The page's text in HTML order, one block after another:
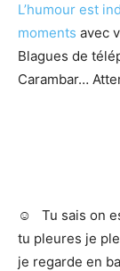
L’humour est
moments avec
Blagues de
Carambar…
☺️ Tu sais on
tu pleures je
je regarde en